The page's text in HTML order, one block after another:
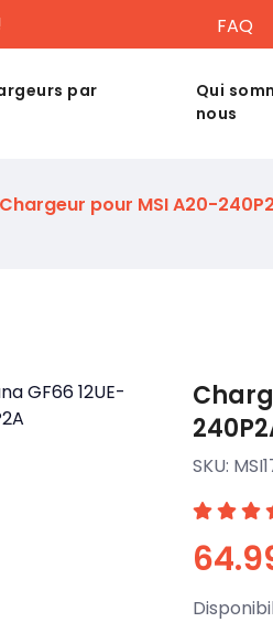
FAQ
par
Qui
nous
Chargeur pour MSI A20-
SKU: